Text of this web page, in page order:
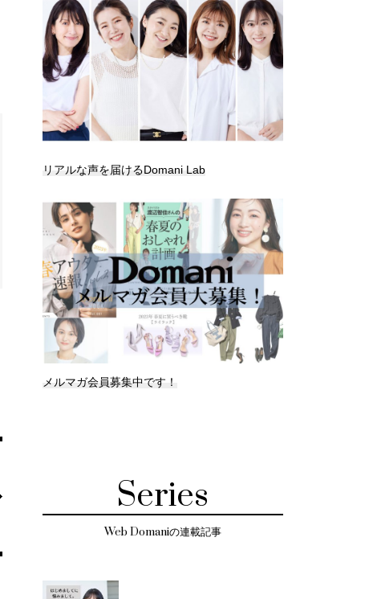
リアルな声を届けるDomani Lab
メルマガ会員募集中です！
Series
Web Domaniの連載記事